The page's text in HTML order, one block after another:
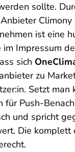
sollte.
ist eine
Impressum
sich
zu
Setzt man
Push-
und spricht
Die